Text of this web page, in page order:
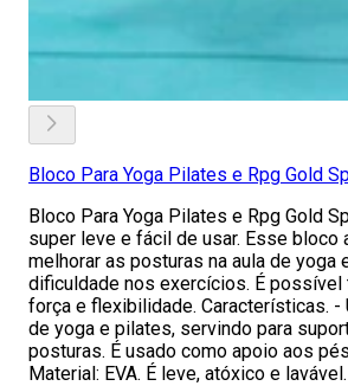
Bloco Para Yoga Pilates e Rpg Gold
Bloco Para Yoga Pilates e Rpg Gold
super leve e fácil de usar. Esse bloco
melhorar as posturas na aula de yoga
dificuldade nos exercícios. É possível
força e flexibilidade. Características. -
de yoga e pilates, servindo para
posturas. É usado como apoio aos
Material: EVA. É leve, atóxico e lavável.